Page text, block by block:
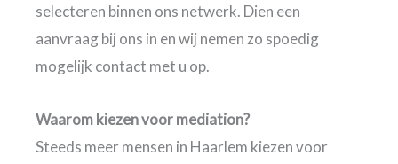
selecteren binnen ons netwerk. Dien een
aanvraag bij ons in en wij nemen zo spoedig
mogelijk contact met u op.
Waarom kiezen voor mediation?
Steeds meer mensen in Haarlem kiezen voor